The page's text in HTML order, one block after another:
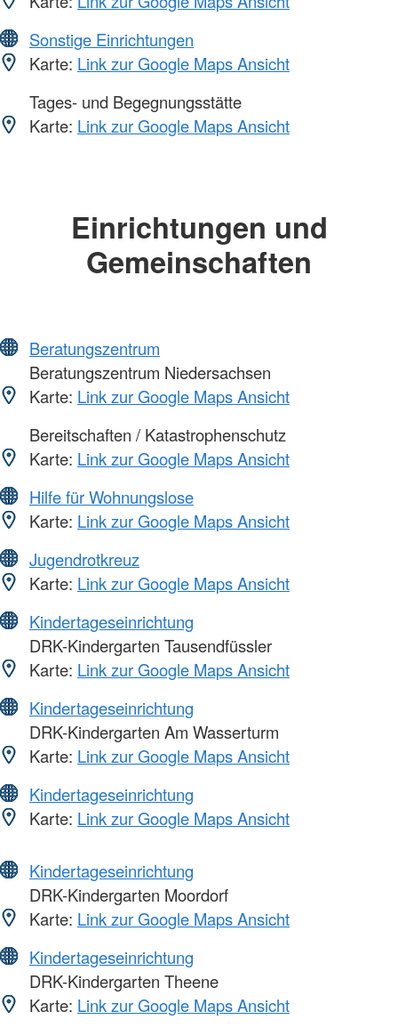
Sonstige Einrichtungen
Karte: Link zur Google Maps Ansicht
Tages- und Begegnungsstätte
Karte: Link zur Google Maps Ansicht
Einrichtungen und
Gemeinschaften
Beratungszentrum
Beratungszentrum Niedersachsen
Karte: Link zur Google Maps Ansicht
Bereitschaften / Katastrophenschutz
Karte: Link zur Google Maps Ansicht
Hilfe für Wohnungslose
Karte: Link zur Google Maps Ansicht
Jugendrotkreuz
Karte: Link zur Google Maps Ansicht
Kindertageseinrichtung
DRK-Kindergarten Tausendfüssler
Karte: Link zur Google Maps Ansicht
Kindertageseinrichtung
DRK-Kindergarten Am Wasserturm
Karte: Link zur Google Maps Ansicht
Kindertageseinrichtung
Karte: Link zur Google Maps Ansicht
Kindertageseinrichtung
DRK-Kindergarten Moordorf
Karte: Link zur Google Maps Ansicht
Kindertageseinrichtung
DRK-Kindergarten Theene
Karte: Link zur Google Maps Ansicht